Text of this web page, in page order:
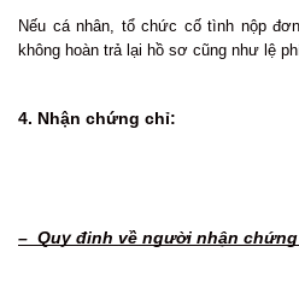
Nếu cá nhân, tổ chức cố tình nộp
không hoàn trả lại hồ sơ cũng như lệ
4. Nhận chứng chỉ:
– Quy đinh về người nhận